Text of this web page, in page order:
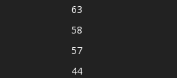
63
58
57
44